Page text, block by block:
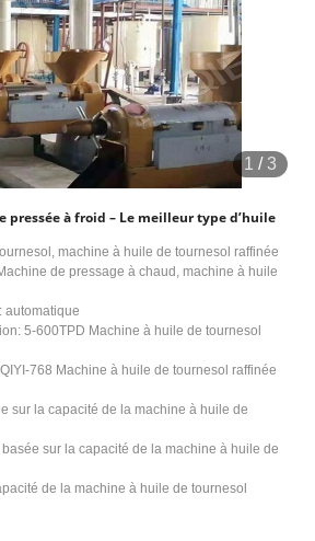
1 /3
pressée à froid – Le meilleur type d’huile
machine à huile de tournesol raffinée
de pressage à chaud, machine à huile
automatique
5-600TPD Machine à huile de tournesol
768 Machine à huile de tournesol raffinée
sur la capacité de la machine à huile de
sur la capacité de la machine à huile de
de la machine à huile de tournesol